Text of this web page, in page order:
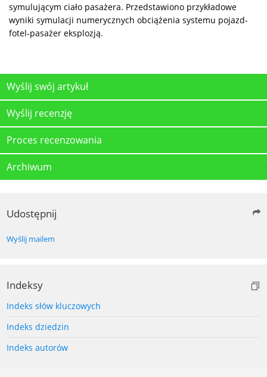
symulującym ciało pasażera. Przedstawiono przykładowe
wyniki symulacji numerycznych obciążenia systemu pojazd-
fotel-pasażer eksplozją.
Wyślij swój artykuł
Wyślij recenzję
Proces recenzowania
Archiwum
Udostępnij
Wyślij mailem
Indeksy
Indeks słów kluczowych
Indeks dziedzin
Indeks autorów